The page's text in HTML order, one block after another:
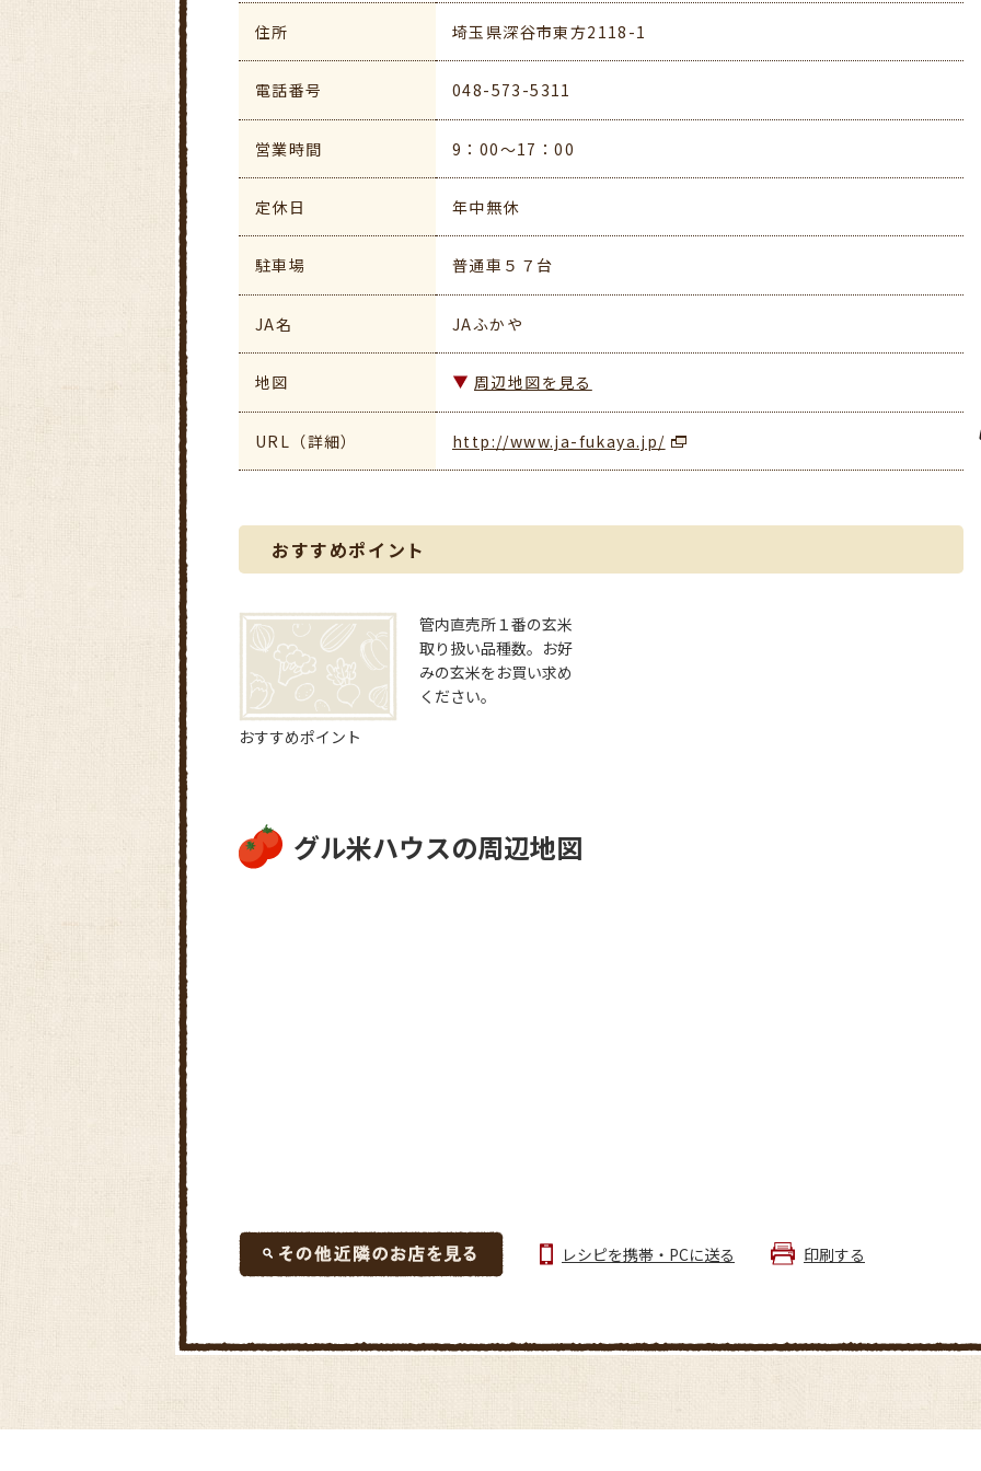
住所 埼玉県深谷市東方2118-1
電話番号 048-573-5311
営業時間 9：00～17：00
定休日 年中無休
駐車場 普通車５７台
JA名 JAふかや
地図 周辺地図を見る
URL（詳細） http://www.ja-fukaya.jp/
おすすめポイント
おすすめポイント
管内直売所１番の玄米
取り扱い品種数。お好
みの玄米をお買い求め
ください。
グル米ハウスの周辺地図
レシピを携帯・PCに送る 印刷する